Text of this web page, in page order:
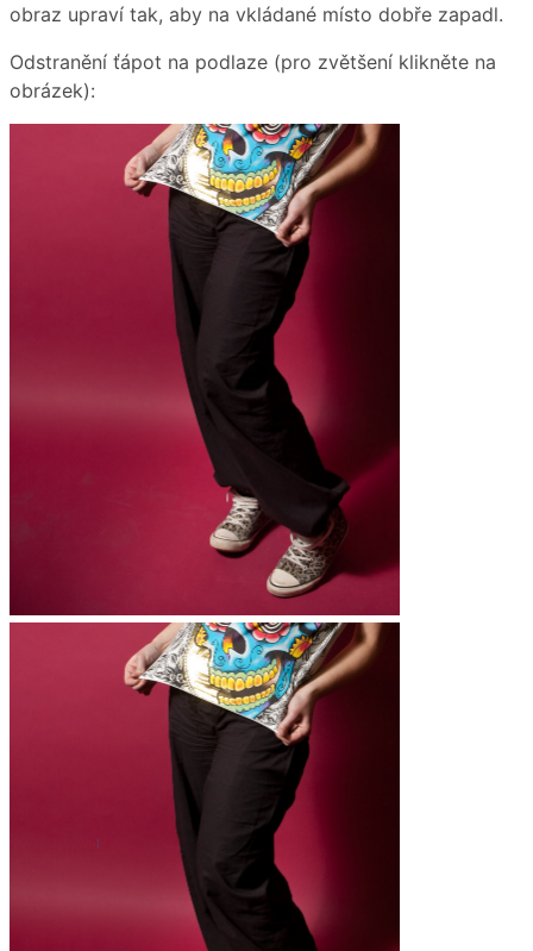
obraz upraví tak, aby na vkládané místo dobře zapadl.
Odstranění ťápot na podlaze (pro zvětšení klikněte na
obrázek):